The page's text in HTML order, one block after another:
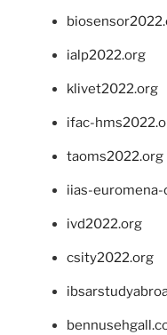
ialp2022.org
klivet2022.org
ifac-
taoms2022.org
iias-
ivd2022.org
csity2022.org